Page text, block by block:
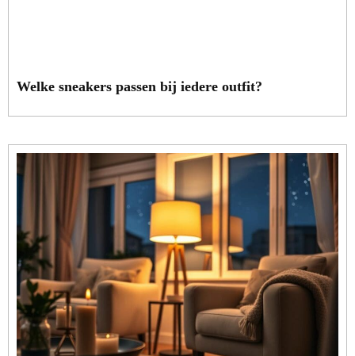
Welke sneakers passen bij iedere outfit?